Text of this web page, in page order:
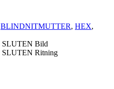
BLINDNITMUTTER, HEX,